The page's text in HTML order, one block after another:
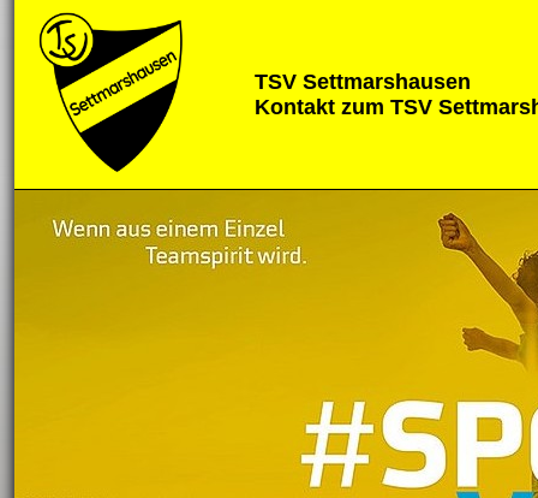
TSV Settmarshausen
Kontakt zum TSV